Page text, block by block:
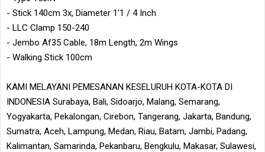
- Stick 140cm 3x, Diameter 1'1 / 4 Inch
- LLC Clamp 150-240
- Jembo Af35 Cable, 18m Length, 2m Wings
- Walking Stick 100cm
KAMI MELAYANI PEMESANAN KESELURUH KOTA-KOTA DI
INDONESIA Surabaya, Bali, Sidoarjo, Malang, Semarang,
Yogyakarta, Pekalongan, Cirebon, Tangerang, Jakarta, Bandung,
Sumatra, Aceh, Lampung, Medan, Riau, Batam, Jambi, Padang,
Kalimantan, Samarinda, Pekanbaru, Bengkulu, Makasar, Sulawesi,